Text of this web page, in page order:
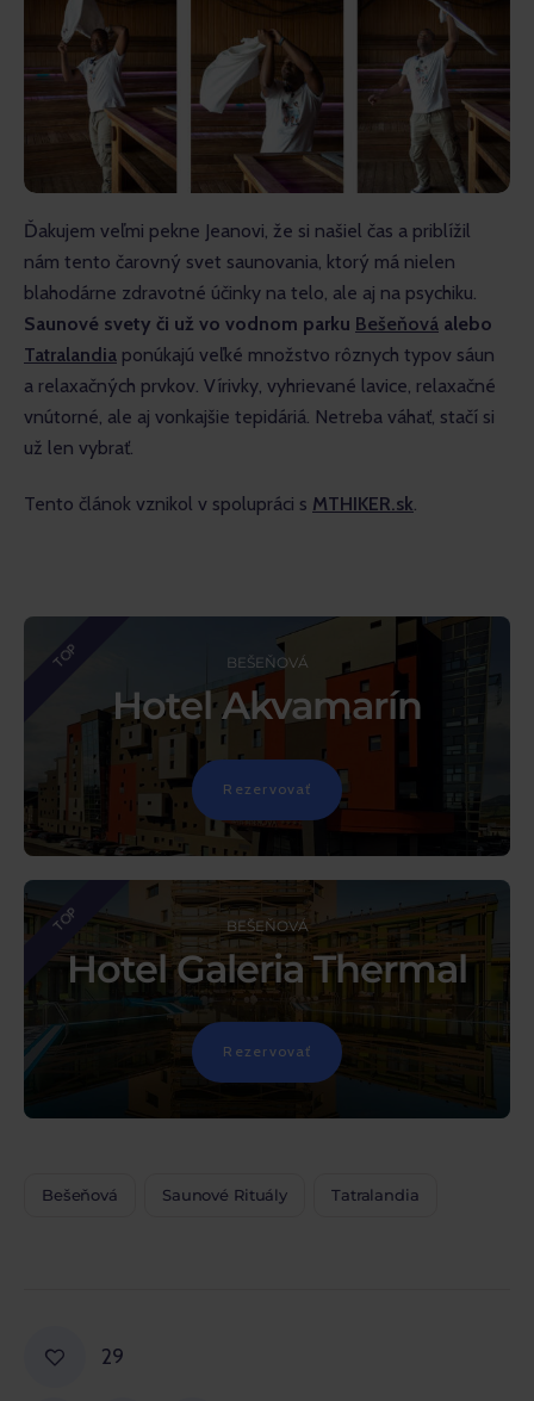
Ďakujem veľmi pekne Jeanovi, že si našiel čas a priblížil
nám tento čarovný svet saunovania, ktorý má nielen
blahodárne zdravotné účinky na telo, ale aj na psychiku.
Saunové svety či už vo vodnom parku Bešeňová alebo
Tatralandia ponúkajú veľké množstvo rôznych typov sáun
a relaxačných prvkov. Vírivky, vyhrievané lavice, relaxačné
vnútorné, ale aj vonkajšie tepidáriá. Netreba váhať, stačí si
už len vybrať.
Tento článok vznikol v spolupráci s MTHIKER.sk.
TOP BEŠEŇOVÁ
Hotel Akvamarín
Rezervovať
TOP BEŠEŇOVÁ
Hotel Galeria Thermal
Rezervovať
Bešeňová Saunové Rituály Tatralandia
29